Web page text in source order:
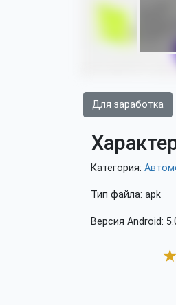
Для заработка
Категория:
Тип файла: apk
Версия Android:
★